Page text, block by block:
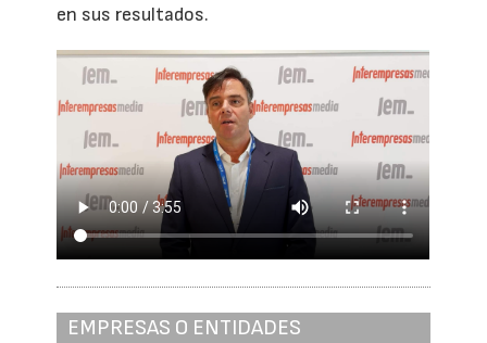
en sus resultados.
EMPRESAS O ENTIDADES